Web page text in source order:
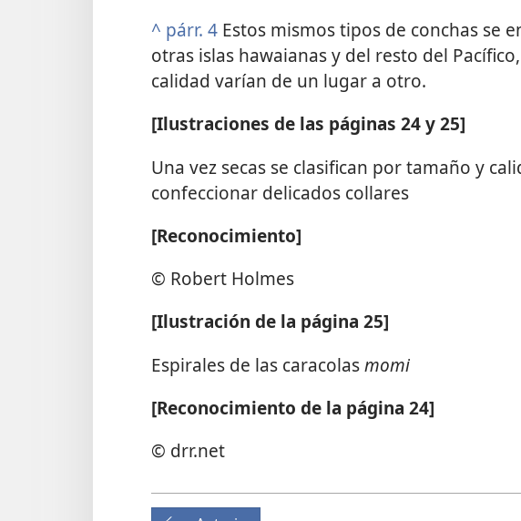
^ párr. 4 Estos mismos tipos de conchas se
otras islas hawaianas y del resto del
calidad varían de un lugar a otro.
[Ilustraciones de las páginas 24 y 25]
Una vez secas se clasifican por tamaño y
confeccionar delicados collares
[Reconocimiento]
© Robert Holmes
[Ilustración de la página 25]
Espirales de las caracolasmomi
[Reconocimiento de la página 24]
© drr.net